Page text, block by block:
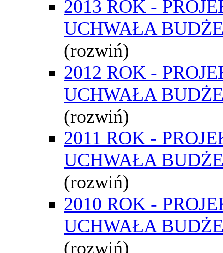
2013 ROK -
UCHWAŁA
(rozwiń)
2012 ROK -
UCHWAŁA
(rozwiń)
2011 ROK -
UCHWAŁA
(rozwiń)
2010 ROK -
UCHWAŁA
(rozwiń)